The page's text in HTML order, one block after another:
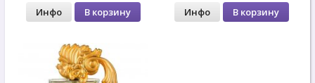
Инфо В корзину Инфо В корзину